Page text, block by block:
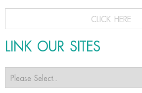
CLICK HERE
LINK OUR SITES